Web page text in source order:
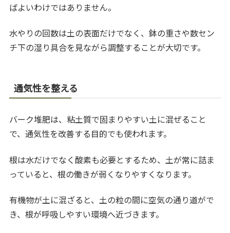
ばよいわけではありません。
水やりの回数は土の表面だけでなく、鉢の重さや数セン
チ下の湿り具合を見ながら調整することが大切です。
通気性を整える
バーク堆肥は、粘土質で固まりやすい土に混ぜること
で、通気性を改善する目的でも使われます。
根は水だけでなく酸素も必要とするため、土が常に詰ま
っていると、根の働きが弱くなりやすくなります。
有機物が土に混ざると、土の粒の間に空気の通り道がで
き、根が呼吸しやすい環境へ近づきます。